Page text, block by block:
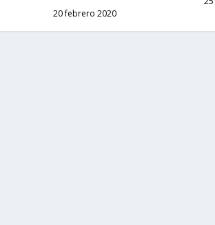
20 febrero 2020